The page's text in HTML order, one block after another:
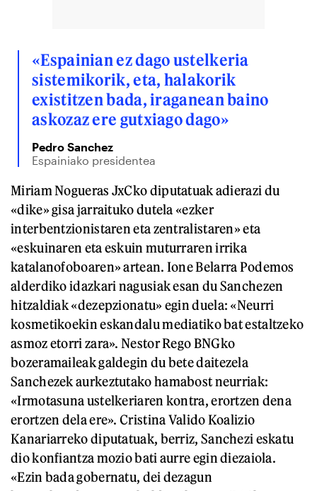
«Espainian ez dago ustelkeria
sistemikorik, eta, halakorik
existitzen bada, iraganean baino
askozaz ere gutxiago dago»
Pedro Sanchez
Espainiako presidentea
Miriam Nogueras JxCko diputatuak adierazi du
«dike» gisa jarraituko dutela «ezker
interbentzionistaren eta zentralistaren» eta
«eskuinaren eta eskuin muturraren irrika
katalanofoboaren» artean. Ione Belarra Podemos
alderdiko idazkari nagusiak esan du Sanchezen
hitzaldiak «dezepzionatu» egin duela: «Neurri
kosmetikoekin eskandalu mediatiko bat estaltzeko
asmoz etorri zara». Nestor Rego BNGko
bozeramaileak galdegin du bete daitezela
Sanchezek aurkeztutako hamabost neurriak:
«Irmotasuna ustelkeriaren kontra, erortzen dena
erortzen dela ere». Cristina Valido Koalizio
Kanariarreko diputatuak, berriz, Sanchezi eskatu
dio konfiantza mozio bati aurre egin diezaiola.
«Ezin bada gobernatu, dei dezagun